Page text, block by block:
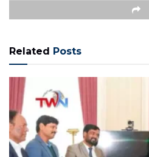
Related Posts